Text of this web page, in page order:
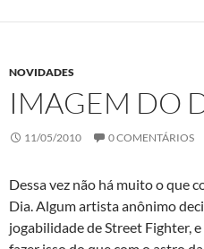
NOVIDADES
IMAGEM DO
11/05/2010 0 COMENTÁRIOS
Dessa vez não há muito o que
Dia. Algum artista anônimo
jogabilidade de Street Fighter,